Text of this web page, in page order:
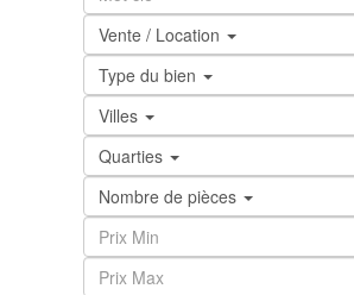
Vente / Location
Type du bien
Villes
Quarties
Nombre de pièces